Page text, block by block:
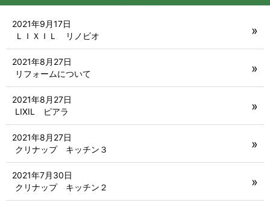
ＬＩＸＩＬ リノビオ
2021年9月17日
リフォームについて
2021年8月27日
LIXIL ピアラ
2021年8月27日
クリナップ キッチン３
2021年8月27日
クリナップ キッチン２
2021年7月30日